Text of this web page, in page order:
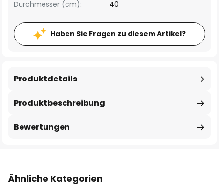
Durchmesser (cm): 40
Haben Sie Fragen zu diesem Artikel?
Produktbeschreibung
Produktdetails
Bewertungen
Ähnliche Kategorien